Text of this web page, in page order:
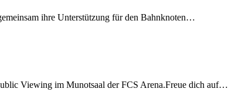
ihre Unterstützung für den Bahnknoten…
Viewing im Munotsaal der FCS Arena.Freue dich auf…